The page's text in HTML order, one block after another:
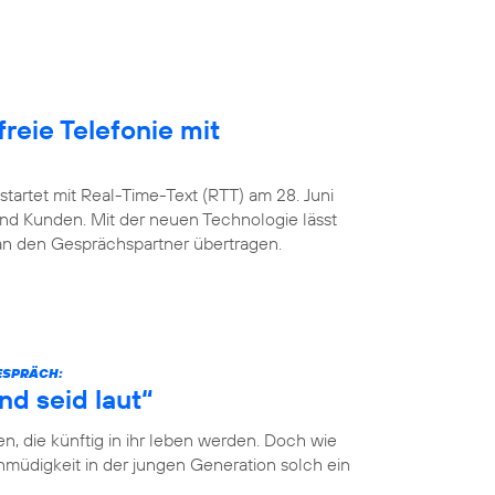
Telefonie mit
mit Real-Time-Text (RTT) am 28. Juni
Kunden. Mit der neuen Technologie lässt
den Gesprächspartner übertragen.
seid laut“
die künftig in ihr leben werden. Doch wie
in der jungen Generation solch ein